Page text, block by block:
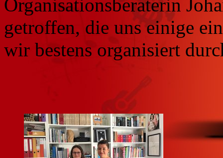
Organisationsberaterin
getroffen, die uns einige
wir bestens organisiert